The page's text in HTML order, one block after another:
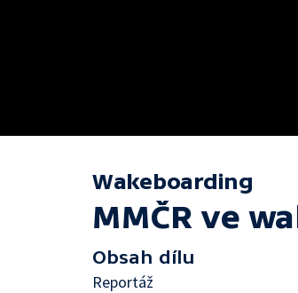
Wakeboarding
MMČR ve
Obsah dílu
Reportáž